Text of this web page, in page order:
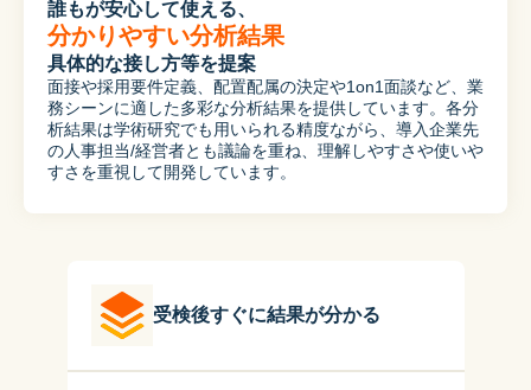
分かりやすい分析結果
具体的な接し方等を提案
面接や採用要件定義、配置配属の決定や1on1面談など、業
務シーンに適した多彩な分析結果を提供しています。各分
析結果は学術研究でも用いられる精度ながら、導入企業先
の人事担当/経営者とも議論を重ね、理解しやすさや使いや
すさを重視して開発しています。
受検後すぐに結果が分かる